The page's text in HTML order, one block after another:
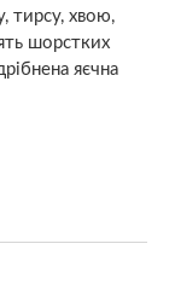
тирсу, хвою,
шорстких
яєчна